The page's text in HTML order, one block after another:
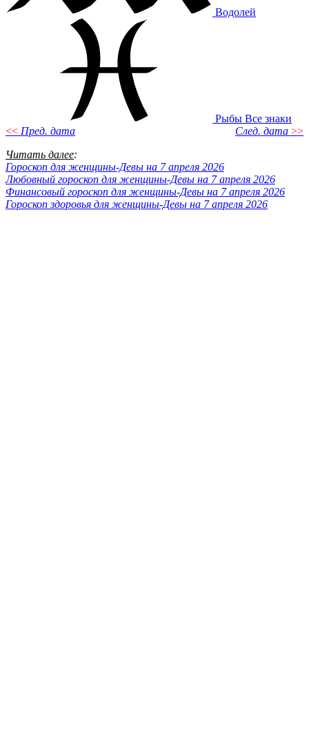
Водолей
Рыбы Все знаки
<< Пред. дата След. дата >>
Читать далее:
Гороскоп для женщины-Девы на 7 апреля 2026
Любовный гороскоп для женщины-Девы на 7 апреля 2026
Финансовый гороскоп для женщины-Девы на 7 апреля 2026
Гороскоп здоровья для женщины-Девы на 7 апреля 2026